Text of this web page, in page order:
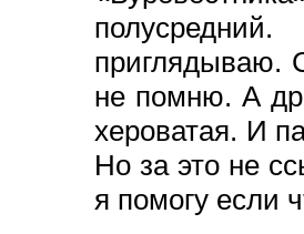
приглядываю.
не помню. А
хероватая. И
Но за это не
я помогу если